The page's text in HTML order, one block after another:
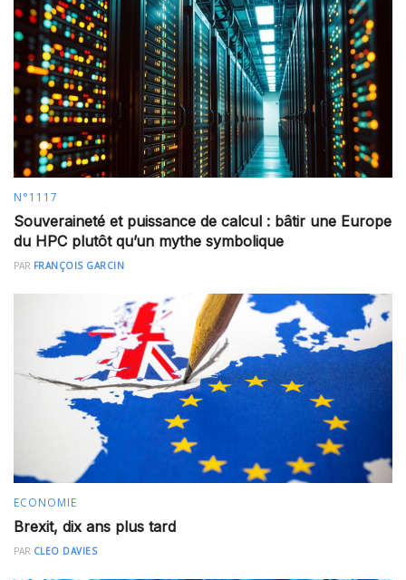
N°1117
Souveraineté et puissance de calcul : bâtir une Europe
du HPC plutôt qu’un mythe symbolique
PAR FRANÇOIS GARCIN
ECONOMIE
Brexit, dix ans plus tard
PAR CLEO DAVIES